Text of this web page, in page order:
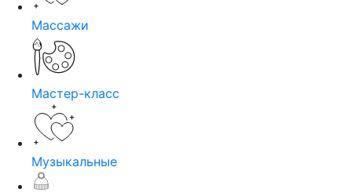
Массажи
Мастер-класс
Музыкальные